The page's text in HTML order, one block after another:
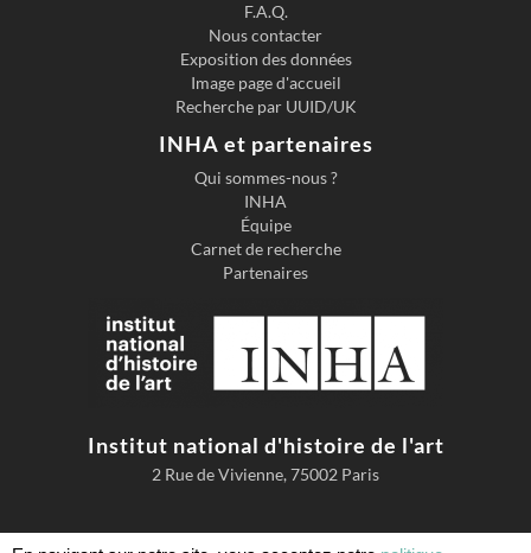
F.A.Q.
Nous contacter
Exposition des données
Image page d'accueil
Recherche par UUID/UK
INHA et partenaires
Qui sommes-nous ?
INHA
Équipe
Carnet de recherche
Partenaires
Institut national d'histoire de l'art
2 Rue de Vivienne, 75002 Paris